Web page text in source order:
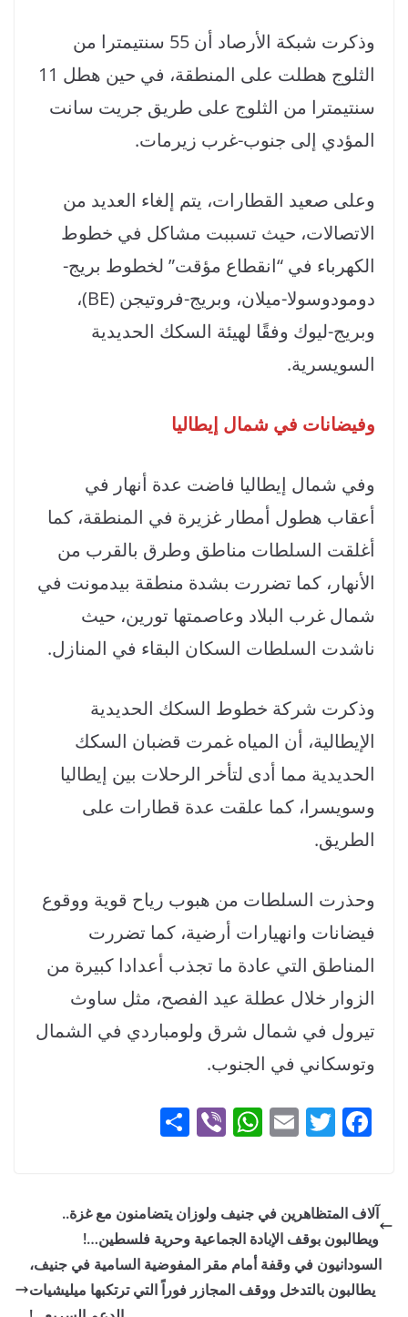
وذكرت شبكة الأرصاد أن 55 سنتيمترا من
الثلوج هطلت على المنطقة، في حين هطل 11
سنتيمترا من الثلوج على طريق جريت سانت
المؤدي إلى جنوب-غرب زيرمات.
وعلى صعيد القطارات، يتم إلغاء العديد من
الاتصالات، حيث تسببت مشاكل في خطوط
الكهرباء في “انقطاع مؤقت” لخطوط بريج-
دومودوسولا-ميلان، وبريج-فروتيجن (BE)،
وبريج-ليوك وفقًا لهيئة السكك الحديدية
السويسرية.
وفيضانات في شمال إيطاليا
وفي شمال إيطاليا فاضت عدة أنهار في
أعقاب هطول أمطار غزيرة في المنطقة، كما
أغلقت السلطات مناطق وطرق بالقرب من
الأنهار، كما تضررت بشدة منطقة بيدمونت في
شمال غرب البلاد وعاصمتها تورين، حيث
ناشدت السلطات السكان البقاء في المنازل.
وذكرت شركة خطوط السكك الحديدية
الإيطالية، أن المياه غمرت قضبان السكك
الحديدية مما أدى لتأخر الرحلات بين إيطاليا
وسويسرا، كما علقت عدة قطارات على
الطريق.
وحذرت السلطات من هبوب رياح قوية ووقوع
فيضانات وانهيارات أرضية، كما تضررت
المناطق التي عادة ما تجذب أعدادا كبيرة من
الزوار خلال عطلة عيد الفصح، مثل ساوث
تيرول في شمال شرق ولومباردي في الشمال
وتوسكاني في الجنوب.
F
a
e
b
o
o
T
w
er
E
m
l
W
h
s
A
p
p
Vi
b
e
آلاف المتظاهرين في جنيف ولوزان يتضامنون مع غزة..
ويطالبون بوقف الإبادة الجماعية وحرية فلسطين…!
السودانيون في وقفة أمام مقر المفوضية السامية في جنيف،
يطالبون بالتدخل ووقف المجازر فوراً التي ترتكبها ميليشيات